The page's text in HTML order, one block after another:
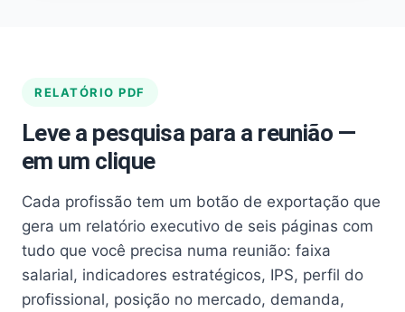
RELATÓRIO PDF
Leve a pesquisa para a reunião —
em um clique
Cada profissão tem um botão de exportação que
gera um relatório executivo de seis páginas com
tudo que você precisa numa reunião: faixa
salarial, indicadores estratégicos, IPS, perfil do
profissional, posição no mercado, demanda,